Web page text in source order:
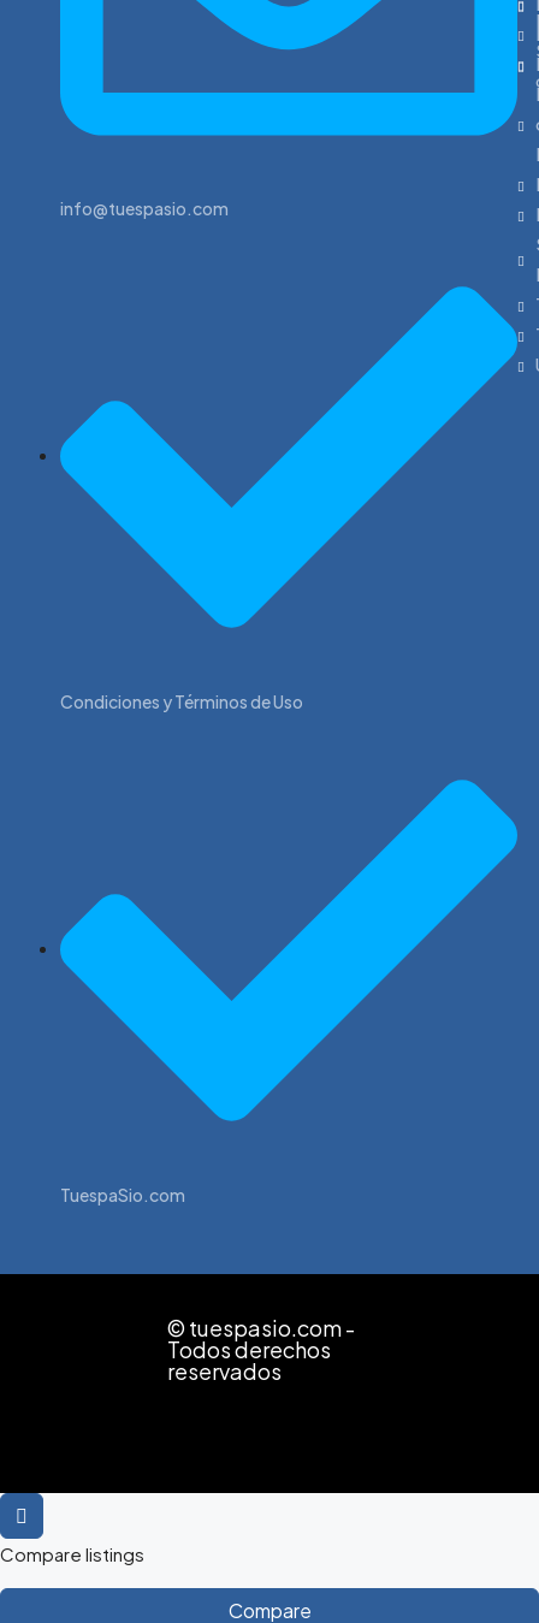
info@tuespasio.com
Condiciones y Términos de Uso
TuespaSio.com
© tuespasio.com -
Todos derechos
reservados
Compare listings
Compare